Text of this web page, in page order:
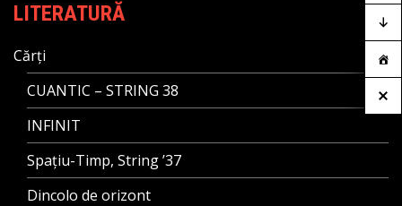
LITERATURĂ
Cărți
CUANTIC – STRING 38
INFINIT
Spațiu-Timp, String ’37
Dincolo de orizont